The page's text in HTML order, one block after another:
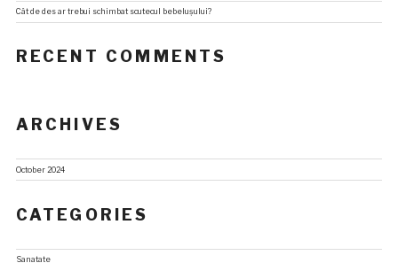
Cât de des ar trebui schimbat scutecul bebelușului?
RECENT COMMENTS
ARCHIVES
October 2024
CATEGORIES
Sanatate